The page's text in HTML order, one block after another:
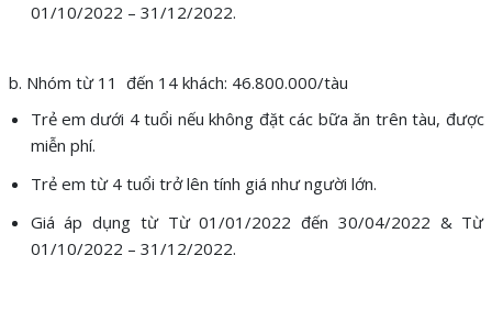
01/10/2022 – 31/12/2022.
b. Nhóm từ 11 đến 14 khách: 46.800.000/tàu
Trẻ em dưới 4 tuổi nếu không đặt các bữa ăn trên tàu, được
miễn phí.
Trẻ em từ 4 tuổi trở lên tính giá như người lớn.
Giá áp dụng từ Từ 01/01/2022 đến 30/04/2022 & Từ
01/10/2022 – 31/12/2022.